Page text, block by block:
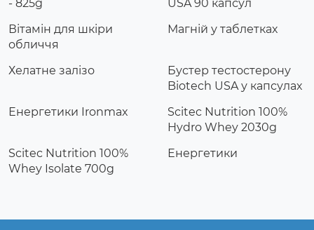
- 825g
USA 90 капсул
Вітамін для шкіри
обличчя
Магній у таблетках
Хелатне залізо
Бустер тестостерону
Biotech USA у капсулах
Енергетики Ironmax
Scitec Nutrition 100%
Hydro Whey 2030g
Scitec Nutrition 100%
Whey Isolate 700g
Енергетики